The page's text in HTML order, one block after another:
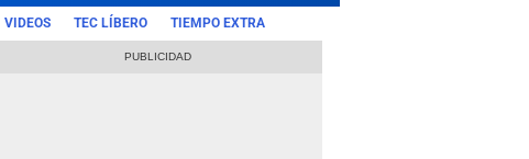
VIDEOS TEC LÍBERO TIEMPO EXTRA